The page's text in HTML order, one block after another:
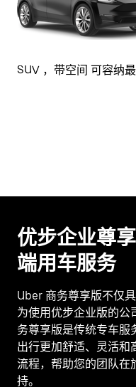
SUV ，带空间 可容纳
优步企业尊
端用车服务
Uber 商务尊享版不仅
为使用优步企业版的公
务尊享版是传统专车服
出行更加舒适、灵活和
流程，帮助您的团队在
持。